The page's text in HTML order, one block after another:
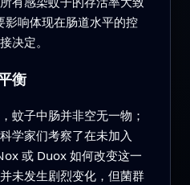
响体现在肠道水平的控
决定。
衡
蚊子中肠并非空无一物；
学家们考察了在未加入
或 Duox 如何改变这一
未发生剧烈变化，但菌群